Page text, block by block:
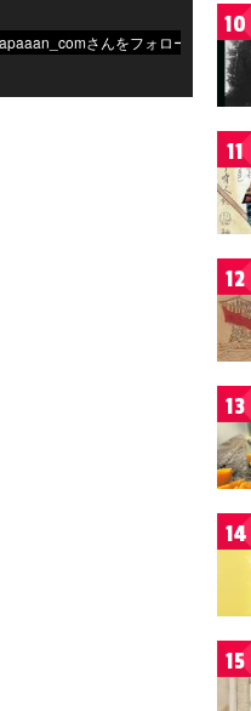
10
11
12
13
14
15